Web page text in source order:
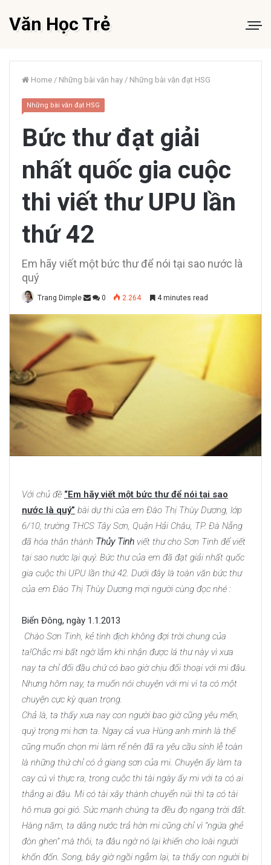
Văn Học Trẻ
Home / Những bài văn hay / Những bài văn đạt HSG
Những bài văn đạt HSG
Bức thư đạt giải
nhất quốc gia cuộc
thi viết thư UPU lần
thứ 42
Em hãy viết một bức thư để nói tại sao nước là
quý
Trang Dimple 0 2.264 4 minutes read
Với chủ đề “Em hãy viết một bức thư để nói tại sao
nước là quý” bài dự thi của em Đào Thị Thùy Dương, lớp
6/10, trường THCS Tây Sơn, Quận Hải Châu, TP. Đà Nẵng
đã hóa thân thành Thủy Tinh viết thư cho Sơn Tinh để viết
tại sao nước lại quý. Bức thư của em đã đạt giải nhất quốc
gia cuộc thi UPU lần thứ 42. Dưới đây là toàn văn bức thư
của em Đào Thị Thùy Dương mợi người cùng đọc nhé :
Biển Đông, ngày 1.1.2013
Chào Sơn Tinh, kẻ tình địch không đợi trời chung của
ta!Chắc mi bất ngờ lắm khi nhận được lá thư này vì xưa
nay ta chỉ đối đầu chứ có bao giờ chịu đối thoại với mi đâu.
Nhưng hôm nay, ta muốn nói chuyện với mi vì ta có một
chuyện cực kỳ quan trọng.
Chả là, ta thấy xưa nay con người bao giờ cũng yêu mến,
quý trọng mi hơn ta. Ngay cả vua Hùng anh minh là thế
cũng muốn chọn mi làm rể nên đã ra yêu cầu sính lễ toàn
là những thứ chỉ có ở giang sơn của mi. Chuyện ấy làm ta
cay cú vì thực ra, trong cuộc thi tài ngày ấy mi với ta có ai
thắng ai đâu. Mi có tài xây thành chuyển núi thì ta có tài
hô mưa gọi gió. Sức mạnh chúng ta đều đọ ngang trời đất.
Hàng năm, ta dâng nước trả hờn mi cũng chỉ vì “ngứa ghẻ
đòn ghen” mà thôi, ta đâu ngờ nó lại khiến cho loài người
khốn đốn. Song, bây giờ ngồi ngẫm lại, ta thấy con người bị